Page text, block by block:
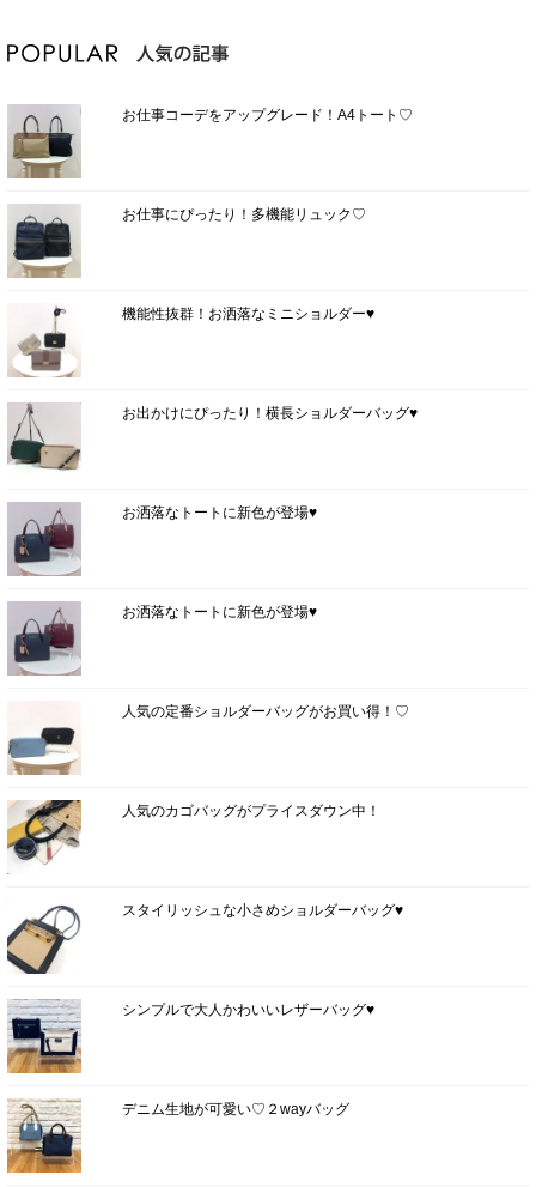
お仕事コーデをアップグレード！A4トート♡
お仕事にぴったり！多機能リュック♡
機能性抜群！お洒落なミニショルダー♥
お出かけにぴったり！横長ショルダーバッグ♥
お洒落なトートに新色が登場♥
お洒落なトートに新色が登場♥
人気の定番ショルダーバッグがお買い得！♡
人気のカゴバッグがプライスダウン中！
スタイリッシュな小さめショルダーバッグ♥
シンプルで大人かわいいレザーバッグ♥
デニム生地が可愛い♡２wayバッグ